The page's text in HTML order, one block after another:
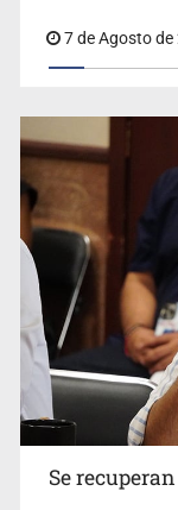
7 de Agosto de
Se